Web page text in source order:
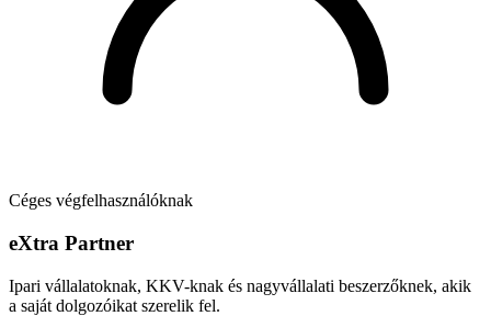
Céges végfelhasználóknak
eXtra Partner
Ipari vállalatoknak, KKV-knak és nagyvállalati beszerzőknek, akik
a saját dolgozóikat szerelik fel.